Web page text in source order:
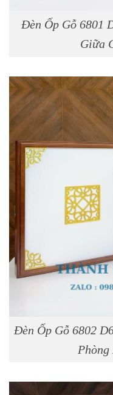
Đèn Ốp Gỗ 6801
Giữa
Đèn Ốp Gỗ 6802
Phòng